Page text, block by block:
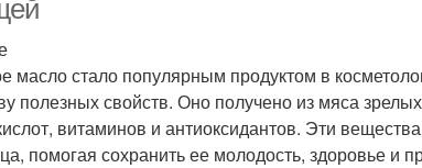
в кокосовом
масле
масло стало популярным продуктом в
полезных свойств. Оно получено из мяса
витаминов и антиоксидантов. Эти
помогая сохранить ее молодость, здоровье и